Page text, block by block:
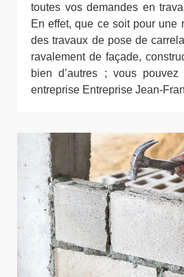
toutes vos demandes en
En effet, que ce soit pour une
des travaux de pose de
ravalement de façade,
bien d’autres ; vous
entreprise Entreprise Jean-